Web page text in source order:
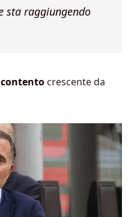
sta raggiungendo
crescente da